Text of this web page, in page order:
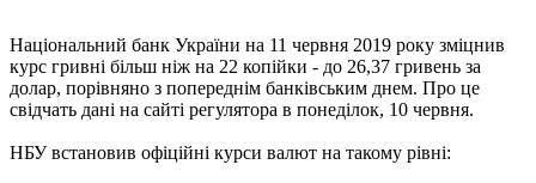
Національний банк України на 11 червня 2019 року зміцнив
курс гривні більш ніж на 22 копійки - до 26,37 гривень за
долар, порівняно з попереднім банківським днем. Про це
свідчать дані на сайті регулятора в понеділок, 10 червня.
НБУ встановив офіційні курси валют на такому рівні: